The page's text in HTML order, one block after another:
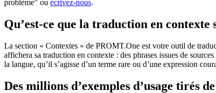
problème" ou écrivez-nous.
Qu’est-ce que la traduction en
La section « Contextes » de PROMT.One est votre outil de
affichera sa traduction en contexte : des phrases issues de
la langue, qu’il s’agisse d’un terme rare ou d’une expression
Des millions d’exemples d’usage tirés